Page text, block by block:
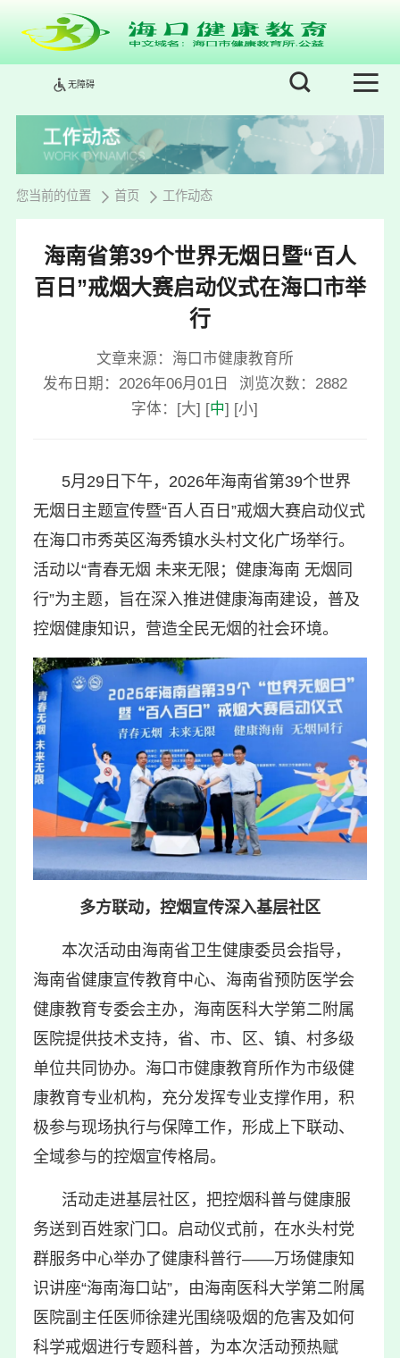
无障碍
您当前的位置 首页 工作动态
海南省第39个世界无烟日暨“百人
百日”戒烟大赛启动仪式在海口市举
行
文章来源：海口市健康教育所
发布日期：2026年06月01日
浏览次数： 2882
字体： [大] [中] [小]
5月29日下午，2026年海南省第39个世界
无烟日主题宣传暨“百人百日”戒烟大赛启动仪式
在海口市秀英区海秀镇水头村文化广场举行。
活动以“青春无烟 未来无限；健康海南 无烟同
行”为主题，旨在深入推进健康海南建设，普及
控烟健康知识，营造全民无烟的社会环境。
多方联动，控烟宣传深入基层社区
本次活动由海南省卫生健康委员会指导，
海南省健康宣传教育中心、海南省预防医学会
健康教育专委会主办，海南医科大学第二附属
医院提供技术支持，省、市、区、镇、村多级
单位共同协办。海口市健康教育所作为市级健
康教育专业机构，充分发挥专业支撑作用，积
极参与现场执行与保障工作，形成上下联动、
全域参与的控烟宣传格局。
活动走进基层社区，把控烟科普与健康服
务送到百姓家门口。启动仪式前，在水头村党
群服务中心举办了健康科普行——万场健康知
识讲座“海南海口站”，由海南医科大学第二附属
医院副主任医师徐建光围绕吸烟的危害及如何
科学戒烟进行专题科普，为本次活动预热赋